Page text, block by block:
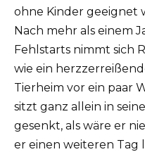
ohne Kinder geeignet
Nach mehr als einem
Fehlstarts nimmt sich
wie ein
Tierheim vor ein paar
sitzt ganz allein in
gesenkt, als wäre er
er einen weiteren